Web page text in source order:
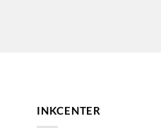
INKCENTER